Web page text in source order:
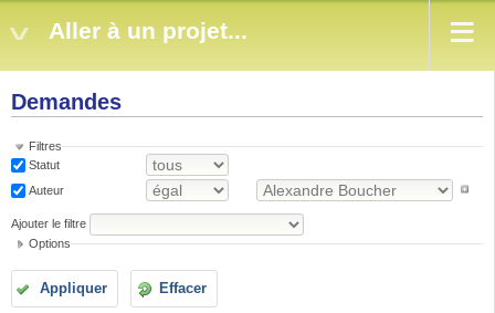
Aller à un projet...
Demandes
Filtres
Statut
Auteur
Ajouter le filtre
Options
Appliquer Effacer